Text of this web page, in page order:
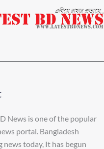
News is one of the popular
portal. Bangladesh
news today, It has begun